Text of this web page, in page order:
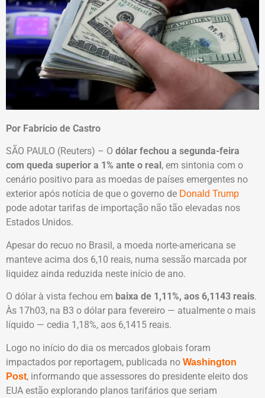
Por Fabricio de Castro
SÃO PAULO (Reuters) – O dólar fechou a segunda-feira
com queda superior a 1% ante o real , em sintonia com o
cenário positivo para as moedas de países emergentes no
exterior após notícia de que o governo de Donald Trump
pode adotar tarifas de importação não tão elevadas nos
Estados Unidos.
Apesar do recuo no Brasil, a moeda norte-americana se
manteve acima dos 6,10 reais, numa sessão marcada por
liquidez ainda reduzida neste início de ano.
O dólar à vista fechou em baixa de 1,11%, aos 6,1143 reais.
Às 17h03, na B3 o dólar para fevereiro — atualmente o mais
líquido — cedia 1,18%, aos 6,1415 reais.
Logo no início do dia os mercados globais foram
impactados por reportagem, publicada no Washington
Post, informando que assessores do presidente eleito dos
EUA estão explorando planos tarifários que seriam